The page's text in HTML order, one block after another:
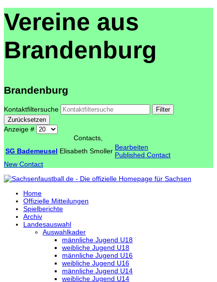
Vereine aus
Brandenburg
Brandenburg
Kontaktfiltersuche
Filter
Zurücksetzen
Anzeige #
Contacts,
SG Bademeusel Elisabeth Smoller Bearbeiten
Published Contact
New Contact
Home
Offizielle Mitteilungen
Spielberichte
Archiv
Landesauswahl
Auswahlkader
männliche Jugend U18
weibliche Jugend U18
männliche Jugend U16
weibliche Jugend U16
männliche Jugend U14
weibliche Jugend U14